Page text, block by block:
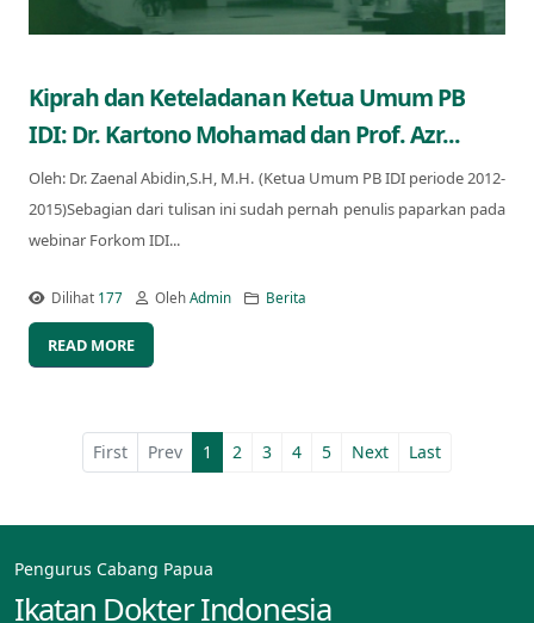
Kiprah dan Keteladanan Ketua Umum PB
IDI: Dr. Kartono Mohamad dan Prof. Azr...
Oleh: Dr. Zaenal Abidin,S.H, M.H. (Ketua Umum PB IDI periode 2012-
2015)Sebagian dari tulisan ini sudah pernah penulis paparkan pada
webinar Forkom IDI...
Dilihat 177 OlehAdmin Berita
READ MORE
First Prev 1 2 3 4 5 Next Last
Pengurus Cabang Papua
Ikatan Dokter Indonesia